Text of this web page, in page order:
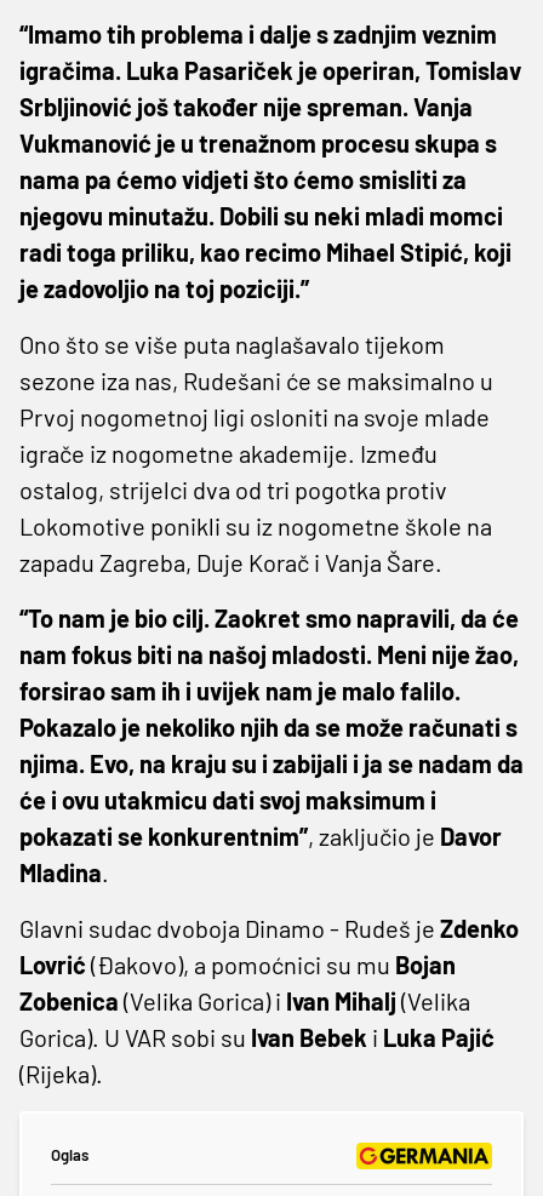
“Imamo tih problema i dalje s zadnjim veznim
igračima. Luka Pasariček je operiran, Tomislav
Srbljinović još također nije spreman. Vanja
Vukmanović je u trenažnom procesu skupa s
nama pa ćemo vidjeti što ćemo smisliti za
njegovu minutažu. Dobili su neki mladi momci
radi toga priliku, kao recimo Mihael Stipić, koji
je zadovoljio na toj poziciji.”
Ono što se više puta naglašavalo tijekom
sezone iza nas, Rudešani će se maksimalno u
Prvoj nogometnoj ligi osloniti na svoje mlade
igrače iz nogometne akademije. Između
ostalog, strijelci dva od tri pogotka protiv
Lokomotive ponikli su iz nogometne škole na
zapadu Zagreba, Duje Korač i Vanja Šare.
“To nam je bio cilj. Zaokret smo napravili, da će
nam fokus biti na našoj mladosti. Meni nije žao,
forsirao sam ih i uvijek nam je malo falilo.
Pokazalo je nekoliko njih da se može računati s
njima. Evo, na kraju su i zabijali i ja se nadam da
će i ovu utakmicu dati svoj maksimum i
pokazati se konkurentnim”, zaključio je Davor
Mladina.
Glavni sudac dvoboja Dinamo - Rudeš je Zdenko
Lovrić (Đakovo), a pomoćnici su mu Bojan
Zobenica (Velika Gorica) i Ivan Mihalj (Velika
Gorica). U VAR sobi su Ivan Bebek i Luka Pajić
(Rijeka).
Oglas